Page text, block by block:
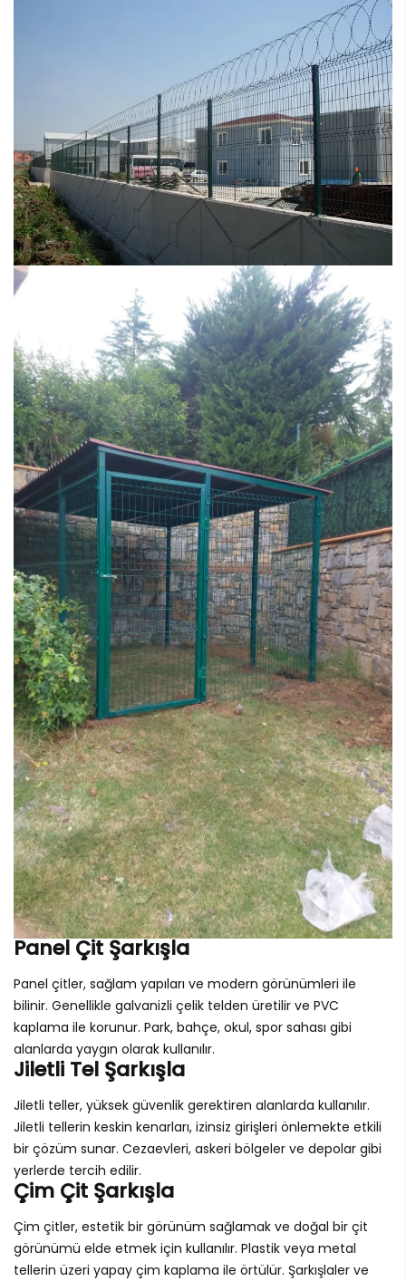
Panel Çit Şarkışla
Panel çitler, sağlam yapıları ve modern görünümleri ile
bilinir. Genellikle galvanizli çelik telden üretilir ve PVC
kaplama ile korunur. Park, bahçe, okul, spor sahası gibi
alanlarda yaygın olarak kullanılır.
Jiletli Tel Şarkışla
Jiletli teller, yüksek güvenlik gerektiren alanlarda kullanılır.
Jiletli tellerin keskin kenarları, izinsiz girişleri önlemekte etkili
bir çözüm sunar. Cezaevleri, askeri bölgeler ve depolar gibi
yerlerde tercih edilir.
Çim Çit Şarkışla
Çim çitler, estetik bir görünüm sağlamak ve doğal bir çit
görünümü elde etmek için kullanılır. Plastik veya metal
tellerin üzeri yapay çim kaplama ile örtülür. Şarkışlaler ve